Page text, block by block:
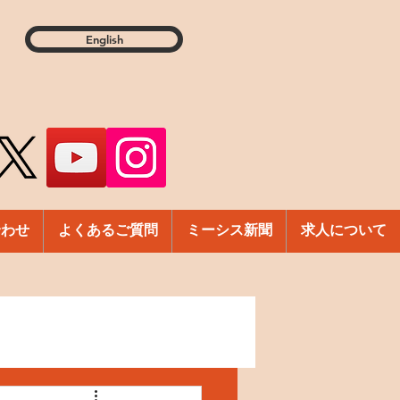
English
せ よくあるご質問 ミーシス新聞 求人について